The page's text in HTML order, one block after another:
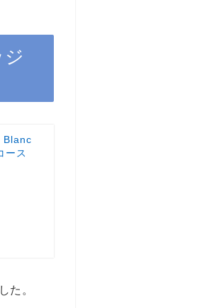
Blanc
ース
た。